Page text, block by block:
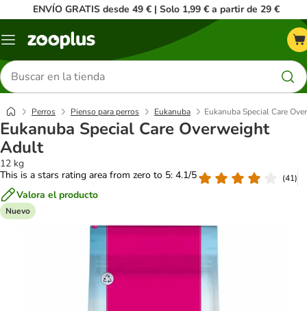
ENVÍO GRATIS desde 49 € | Solo 1,99 € a partir de 29 €
Menú
Buscar
productos
Perros Pienso para perros Eukanuba Eukanuba Special Care
Eukanuba Special Care Overweight
Adult
12 kg
This is a stars rating area from zero to 5: 4.1/5
(41)
Valora el producto
Nuevo